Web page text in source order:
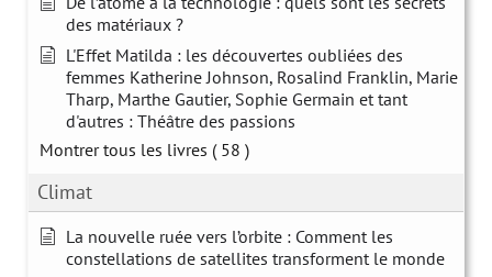
des matériaux ?
L'Effet Matilda : les découvertes oubliées des
femmes Katherine Johnson, Rosalind Franklin, Marie
Tharp, Marthe Gautier, Sophie Germain et tant
d'autres : Théâtre des passions
Montrer tous les livres ( 58 )
Climat
La nouvelle ruée vers l’orbite : Comment les
constellations de satellites transforment le monde